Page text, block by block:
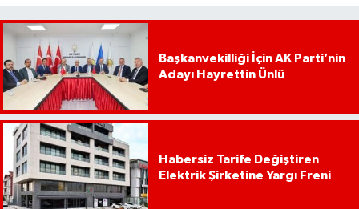
Başkanvekilliği İçin AK Parti’nin
Adayı Hayrettin Ünlü
Habersiz Tarife Değiştiren
Elektrik Şirketine Yargı Freni